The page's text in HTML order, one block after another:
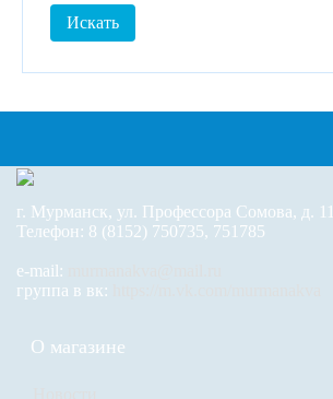
г. Мурманск, ул. Профессора Сомова, д. 11
Телефон: 8 (8152) 750735, 751785
e-mail:
группа в вк:
О магазине